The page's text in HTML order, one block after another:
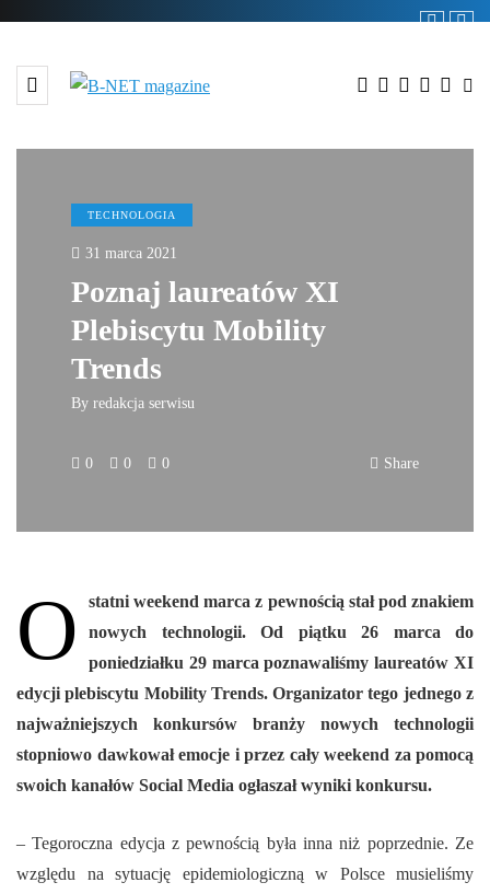
TECHNOLOGIA
31 marca 2021
Poznaj laureatów XI
Plebiscytu Mobility
Trends
By redakcja serwisu
0 0 0 Share
O
statni weekend marca z pewnością stał pod znakiem
nowych technologii. Od piątku 26 marca do
poniedziałku 29 marca poznawaliśmy laureatów XI
edycji plebiscytu Mobility Trends. Organizator tego jednego z
najważniejszych konkursów branży nowych technologii
stopniowo dawkował emocje i przez cały weekend za pomocą
swoich kanałów Social Media ogłaszał wyniki konkursu.
– Tegoroczna edycja z pewnością była inna niż poprzednie. Ze
względu na sytuację epidemiologiczną w Polsce musieliśmy